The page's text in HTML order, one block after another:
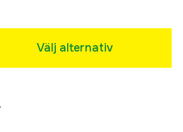
Välj alternativ